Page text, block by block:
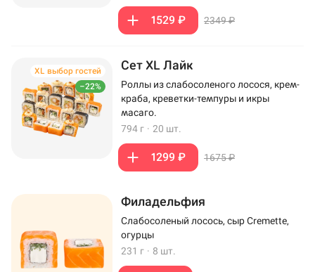
1529 ₽ 2349 ₽
–22%
XL выбор гостей Сет XL Лайк
Роллы из слабосоленого лосося, крем-
краба, креветки-темпуры и икры
масаго.
794 г · 20 шт.
1299 ₽ 1675 ₽
Филадельфия
Слабосоленый лосось, сыр Cremette,
огурцы
231 г · 8 шт.